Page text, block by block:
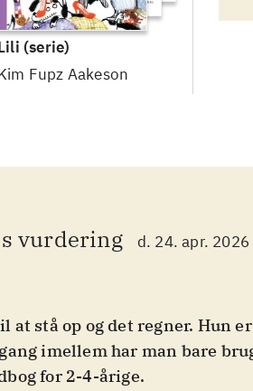
(serie)
Fupz Aakeson
vurdering d. 24. apr. 2026
stå op og det regner. Hun
imellem har man bare
for 2-4-årige.